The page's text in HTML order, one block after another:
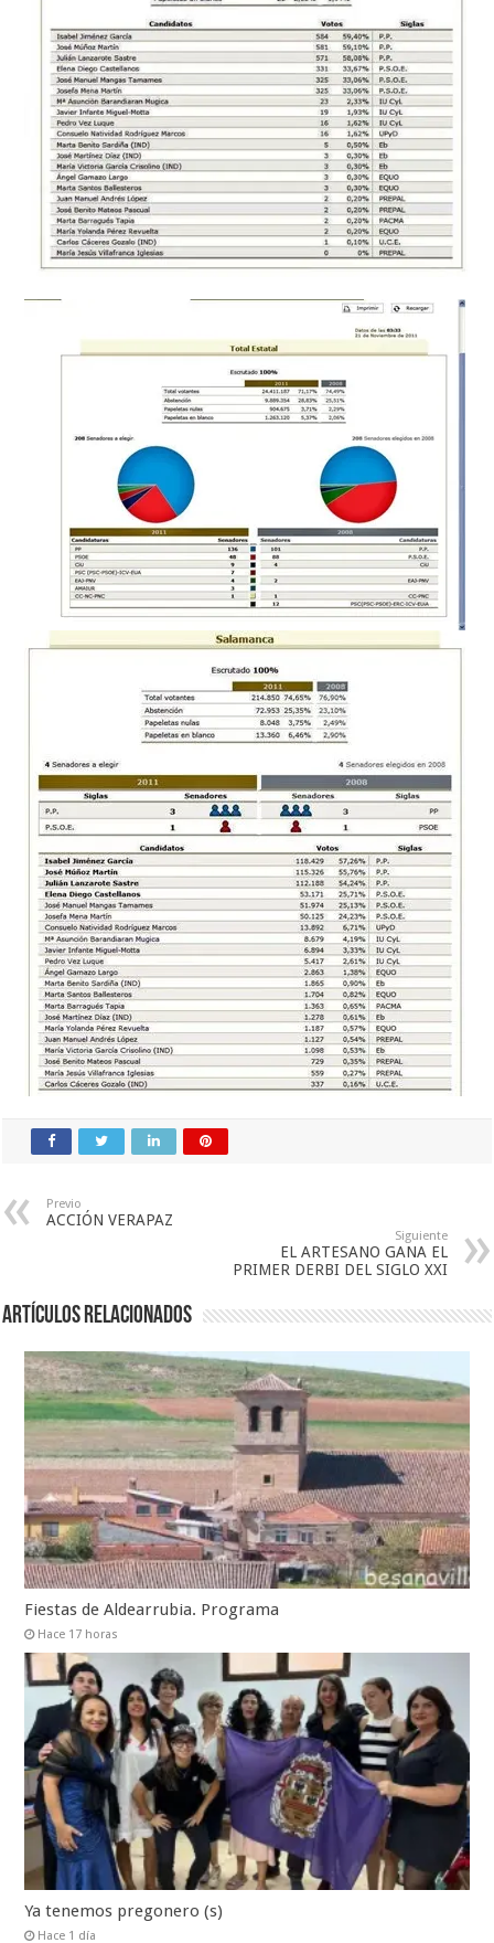
Previo
ACCIÓN VERAPAZ
Siguiente
EL ARTESANO GANA EL
PRIMER DERBI DEL SIGLO XXI
Artículos relacionados
Fiestas de Aldearrubia. Programa
Hace 17 horas
Ya tenemos pregonero (s)
Hace 1 día